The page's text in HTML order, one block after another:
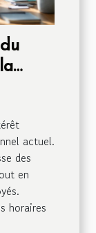
actuel.
des
en
horaires